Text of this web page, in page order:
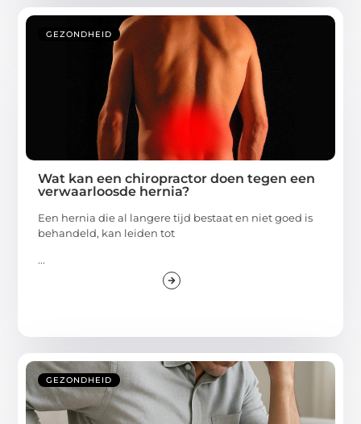
GEZONDHEID
Wat kan een chiropractor doen tegen een
verwaarloosde hernia?
Een hernia die al langere tijd bestaat en niet goed is
behandeld, kan leiden tot
...
GEZONDHEID